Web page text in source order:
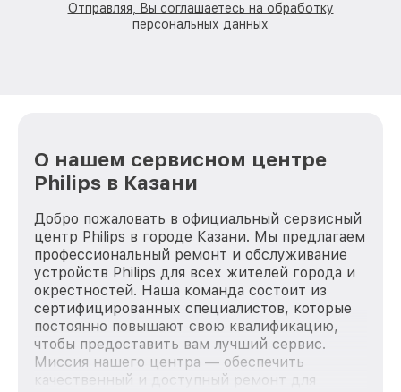
Отправляя, Вы соглашаетесь на обработку
персональных данных
О нашем сервисном центре
Philips в Казани
Добро пожаловать в официальный сервисный
центр Philips в городе Казани. Мы предлагаем
профессиональный ремонт и обслуживание
устройств Philips для всех жителей города и
окрестностей. Наша команда состоит из
сертифицированных специалистов, которые
постоянно повышают свою квалификацию,
чтобы предоставить вам лучший сервис.
Миссия нашего центра — обеспечить
качественный и доступный ремонт для